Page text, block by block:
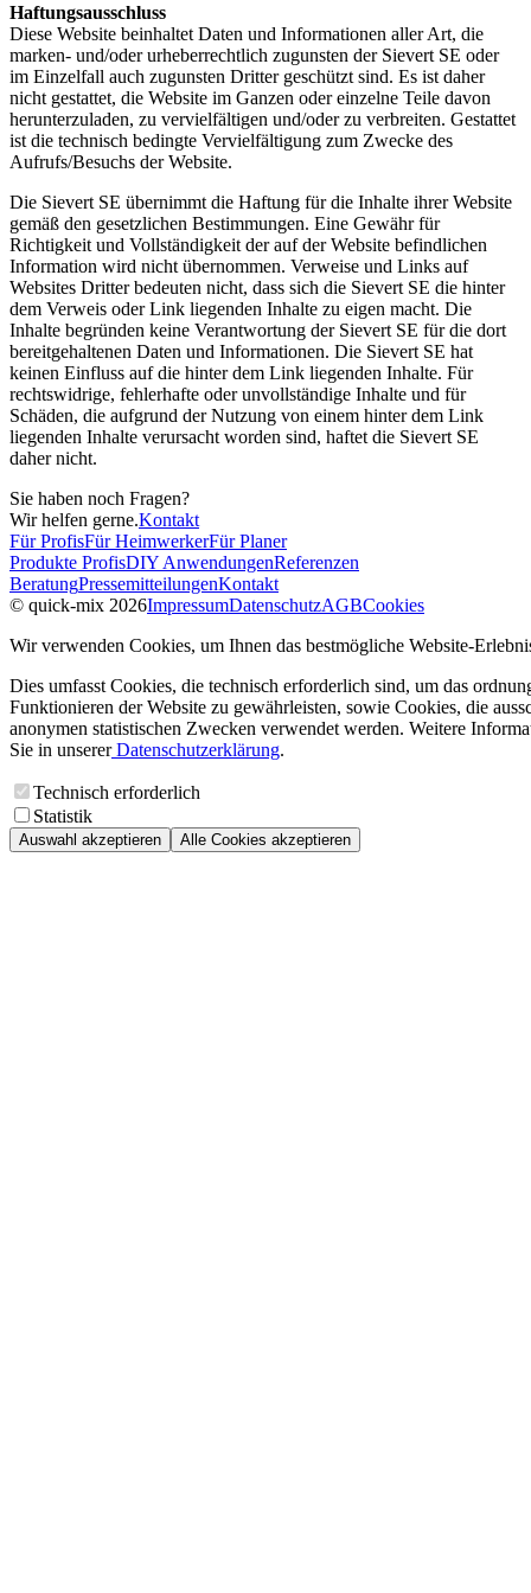
Haftungsausschluss
Diese Website beinhaltet Daten und Informationen aller Art, die
marken- und/oder urheberrechtlich zugunsten der Sievert SE oder
im Einzelfall auch zugunsten Dritter geschützt sind. Es ist daher
nicht gestattet, die Website im Ganzen oder einzelne Teile davon
herunterzuladen, zu vervielfältigen und/oder zu verbreiten. Gestattet
ist die technisch bedingte Vervielfältigung zum Zwecke des
Aufrufs/Besuchs der Website.
Die Sievert SE übernimmt die Haftung für die Inhalte ihrer Website
gemäß den gesetzlichen Bestimmungen. Eine Gewähr für
Richtigkeit und Vollständigkeit der auf der Website befindlichen
Information wird nicht übernommen. Verweise und Links auf
Websites Dritter bedeuten nicht, dass sich die Sievert SE die hinter
dem Verweis oder Link liegenden Inhalte zu eigen macht. Die
Inhalte begründen keine Verantwortung der Sievert SE für die dort
bereitgehaltenen Daten und Informationen. Die Sievert SE hat
keinen Einfluss auf die hinter dem Link liegenden Inhalte. Für
rechtswidrige, fehlerhafte oder unvollständige Inhalte und für
Schäden, die aufgrund der Nutzung von einem hinter dem Link
liegenden Inhalte verursacht worden sind, haftet die Sievert SE
daher nicht.
Sie haben noch Fragen?
Wir helfen gerne.Kontakt
Für ProfisFür HeimwerkerFür Planer
Produkte ProfisDIY AnwendungenReferenzen
BeratungPressemitteilungenKontakt
© quick-mix 2026ImpressumDatenschutzAGBCookies
Wir verwenden Cookies, um Ihnen das bestmögliche Website-
Dies umfasst Cookies, die technisch erforderlich sind, um das
Funktionieren der Website zu gewährleisten, sowie Cookies, die
anonymen statistischen Zwecken verwendet werden. Weitere
Sie in unsererDatenschutzerklärung.
Technisch erforderlich
Statistik
Auswahl akzeptieren Alle Cookies akzeptieren